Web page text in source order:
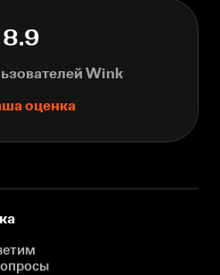
8.9
Wink
оценка